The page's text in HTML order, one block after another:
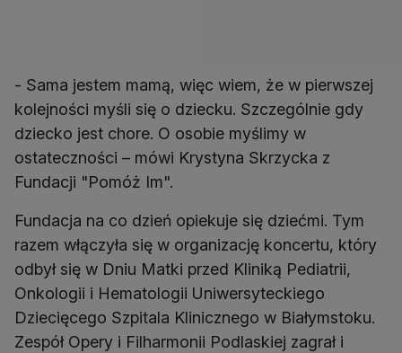
- Sama jestem mamą, więc wiem, że w pierwszej
kolejności myśli się o dziecku. Szczególnie gdy
dziecko jest chore. O osobie myślimy w
ostateczności – mówi Krystyna Skrzycka z
Fundacji "Pomóż Im".
Fundacja na co dzień opiekuje się dziećmi. Tym
razem włączyła się w organizację koncertu, który
odbył się w Dniu Matki przed Kliniką Pediatrii,
Onkologii i Hematologii Uniwersyteckiego
Dziecięcego Szpitala Klinicznego w Białymstoku.
Zespół Opery i Filharmonii Podlaskiej zagrał i